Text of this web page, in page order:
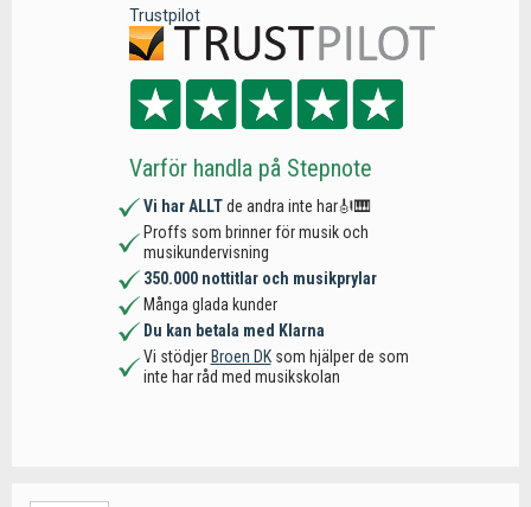
Trustpilot
Varför handla på Stepnote
Vi har ALLTde andra inte har🎻🎹
Proffs som brinner för musik och
musikundervisning
350.000 nottitlar och musikprylar
Många glada kunder
Du kan betala med Klarna
Vi stödjer Broen DKsom hjälper de som
inte har råd med musikskolan